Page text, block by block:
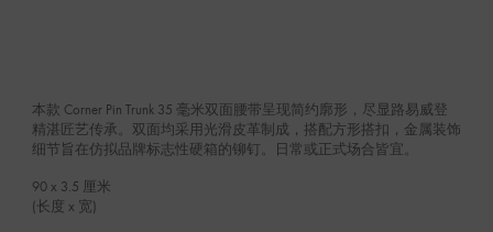
本款 Corner Pin Trunk 35 毫米双面腰带呈现简约廓形，尽显路易威登
精湛匠艺传承。双面均采用光滑皮革制成，搭配方形搭扣，金属装饰
细节旨在仿拟品牌标志性硬箱的铆钉。日常或正式场合皆宜。
90 x 3.5 厘米
(长度 x 宽)